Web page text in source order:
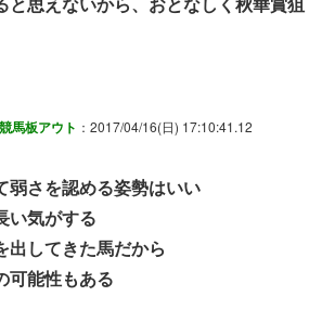
馬板アウト ：2017/04/16(日) 17:10:41.12
弱さを認める姿勢はいい
い気がする
出してきた馬だから
可能性もある